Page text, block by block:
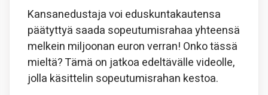
Kansanedustaja voi eduskuntakautensa
päätyttyä saada sopeutumisrahaa yhteensä
melkein miljoonan euron verran! Onko tässä
mieltä? Tämä on jatkoa edeltävälle videolle,
jolla käsittelin sopeutumisrahan kestoa.